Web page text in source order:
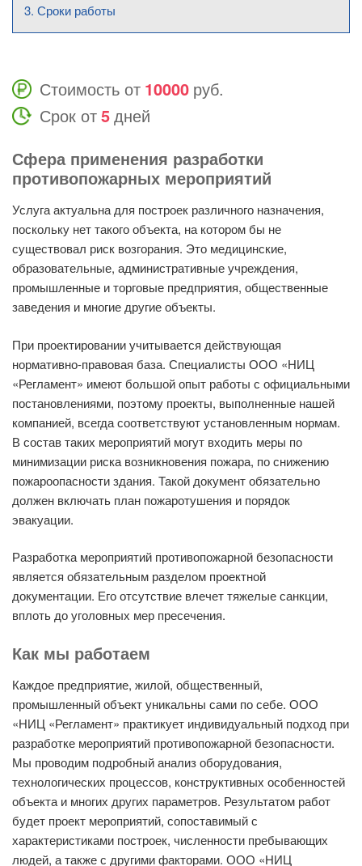
Сроки работы
Стоимость от 10000 руб.
Срок от5дней
Сфера применения разработки
противопожарных мероприятий
Услуга актуальна для построек различного назначения,
поскольку нет такого объекта, на котором бы не
существовал риск возгорания. Это медицинские,
образовательные, административные учреждения,
промышленные и торговые предприятия, общественные
заведения и многие другие объекты.
При проектировании учитывается действующая
нормативно-правовая база. Специалисты ООО «НИЦ
«Регламент» имеют большой опыт работы с официальными
постановлениями, поэтому проекты, выполненные нашей
компанией, всегда соответствуют установленным нормам.
В состав таких мероприятий могут входить меры по
минимизации риска возникновения пожара, по снижению
пожароопасности здания. Такой документ обязательно
должен включать план пожаротушения и порядок
эвакуации.
Разработка мероприятий противопожарной безопасности
является обязательным разделом проектной
документации. Его отсутствие влечет тяжелые санкции,
вплоть до уголовных мер пресечения.
Как мы работаем
Каждое предприятие, жилой, общественный,
промышленный объект уникальны сами по себе. ООО
«НИЦ «Регламент» практикует индивидуальный подход при
разработке мероприятий противопожарной безопасности.
Мы проводим подробный анализ оборудования,
технологических процессов, конструктивных особенностей
объекта и многих других параметров. Результатом работ
будет проект мероприятий, сопоставимый с
характеристиками построек, численности пребывающих
людей, а также с другими факторами. ООО «НИЦ